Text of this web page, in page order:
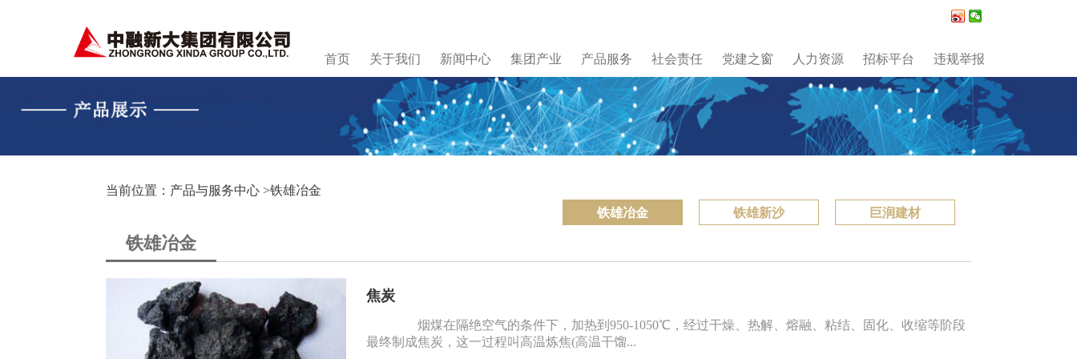
首页 关于我们 新闻中心 集团产业 产品服务 社会责任 党建之窗 人力资源 招标平台 违规举报
当前位置：产品与服务中心 >铁雄冶金
铁雄冶金
铁雄冶金 铁雄新沙 巨润建材
焦炭
烟煤在隔绝空气的条件下，加热到950-1050℃，经过干燥、热解、熔融、粘结、固化、收缩等阶段
最终制成焦炭，这一过程叫高温炼焦(高温干馏...